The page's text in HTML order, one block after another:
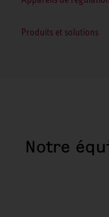
Produits et solutions
Notre